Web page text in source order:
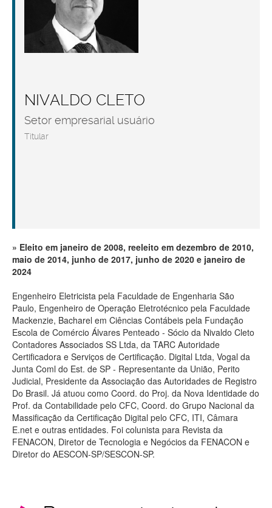
NIVALDO CLETO
Setor empresarial usuário
Titular
Eleito em janeiro de 2008, reeleito em dezembro de 2010,
maio de 2014, junho de 2017, junho de 2020 e janeiro de
2024
Engenheiro Eletricista pela Faculdade de Engenharia São
Paulo, Engenheiro de Operação Eletrotécnico pela Faculdade
Mackenzie, Bacharel em Ciências Contábeis pela Fundação
Escola de Comércio Álvares Penteado - Sócio da Nivaldo Cleto
Contadores Associados SS Ltda, da TARC Autoridade
Certificadora e Serviços de Certificação. Digital Ltda, Vogal da
Junta Coml do Est. de SP - Representante da União, Perito
Judicial, Presidente da Associação das Autoridades de Registro
Do Brasil. Já atuou como Coord. do Proj. da Nova Identidade do
Prof. da Contabilidade pelo CFC, Coord. do Grupo Nacional da
Massificação da Certificação Digital pelo CFC, ITI, Câmara
E.net e outras entidades. Foi colunista para Revista da
FENACON, Diretor de Tecnologia e Negócios da FENACON e
Diretor do AESCON-SP/SESCON-SP.